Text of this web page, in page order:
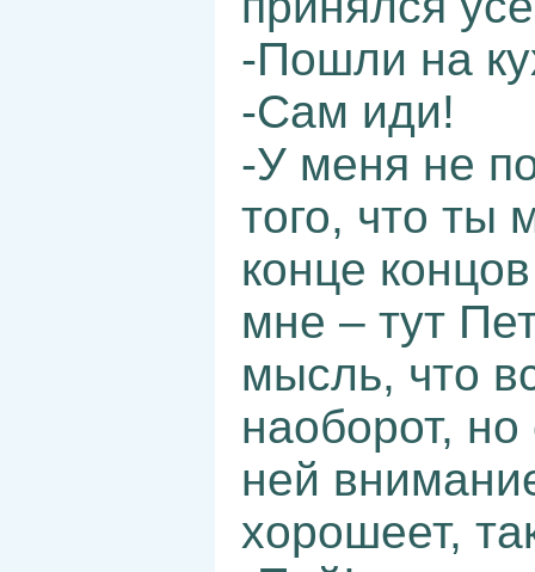
-Пошли на
-Сам иди!
-У меня не
того, что ты
конце
мне – тут
мысль, что
наоборот,
ней
хорошеет,